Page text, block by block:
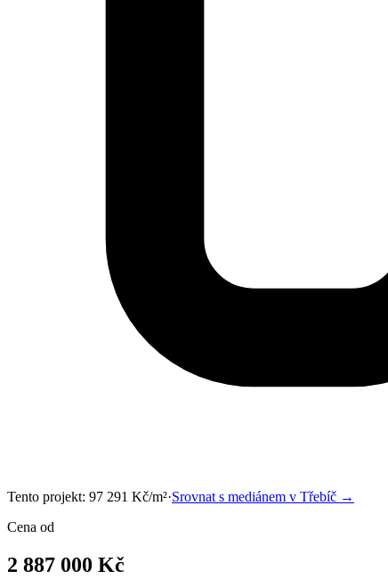
Tento projekt: 97 291 Kč/m²·Srovnat s mediánem v Třebíč →
Cena od
2 887 000 Kč